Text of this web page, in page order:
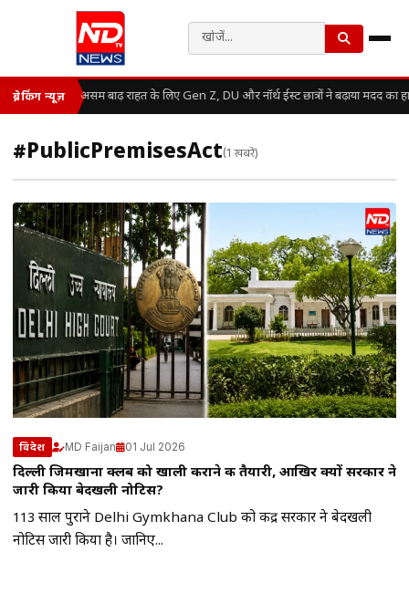
ब्रेकिंग न्यूज़ असम बाढ़ राहत के लिए Gen Z, DU और नॉर्थ ईस्ट छात्रों ने बढ़ाया मदद का
#PublicPremisesAct(1 खबरें)
विदेश MD Faijan 01 Jul 2026
दिल्ली जिमखाना क्लब को खाली कराने की तैयारी, आखिर क्यों सरकार ने
जारी किया बेदखली नोटिस?
113 साल पुराने Delhi Gymkhana Club को केंद्र सरकार ने बेदखली
नोटिस जारी किया है। जानिए...